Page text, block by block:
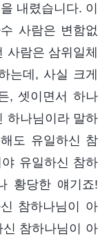
내렸습니다. 이
사람은 변함없
사람은 삼위일체
는데, 사실 크게
, 셋이면서 하나
하나님이라 말하
도 유일하신 참
유일하신 참하
황당한 얘기죠!
참하나님이 아
참하나님이 아